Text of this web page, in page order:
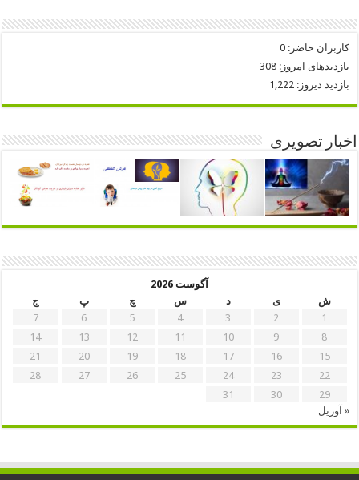
کاربران حاضر:0
بازدیدهای امروز:308
بازدید دیروز:1,222
اخبار تصویری
آگوست 2026
ش
ی د س چ پ
ج
1
2
3
4
5
6
7
8
9
10
11
12
13
14
15
16
17
18
19
20
21
22
23
24
25
26
27
28
29
30
31
« آوریل